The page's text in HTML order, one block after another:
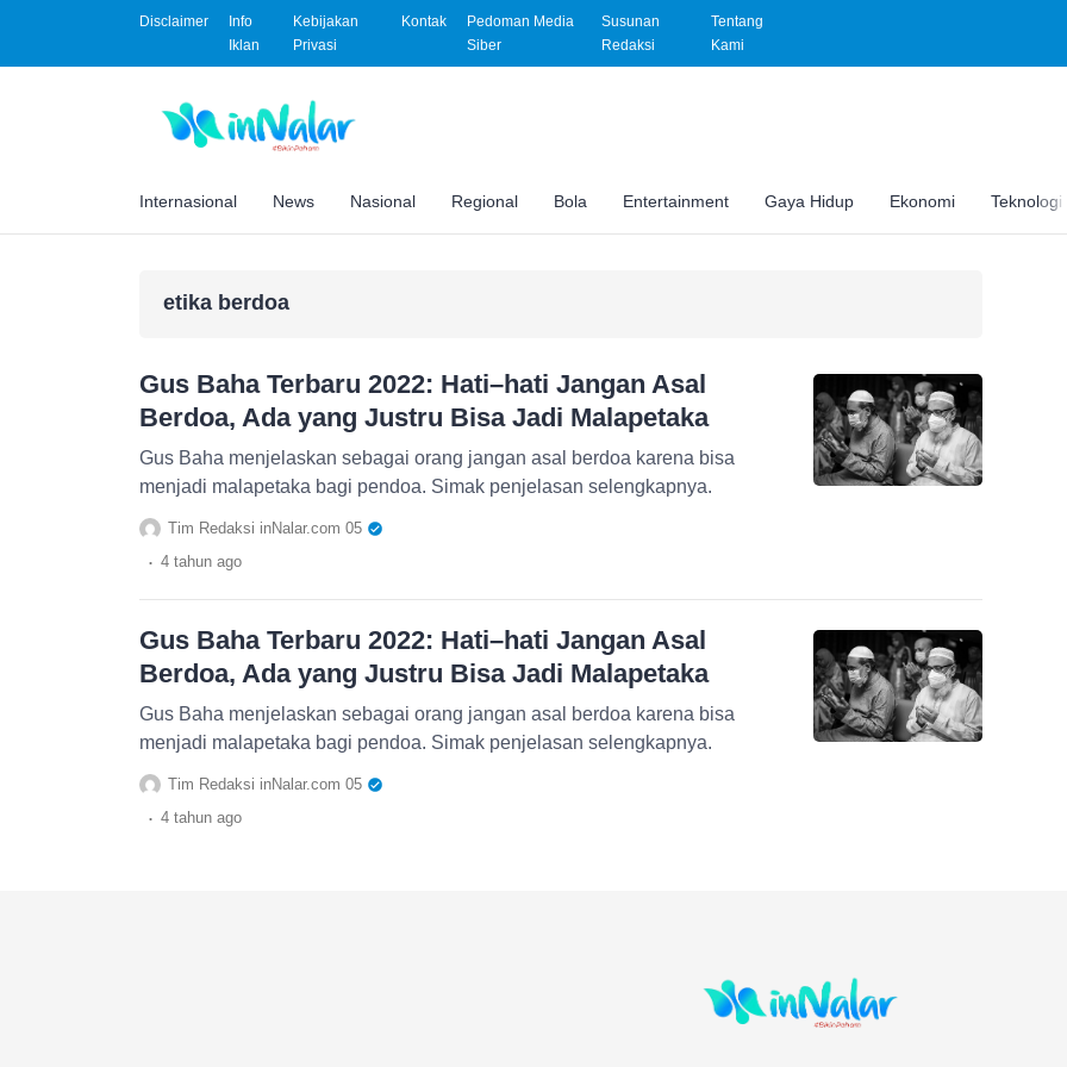
Disclaimer
Info
Iklan
Kebijakan
Privasi
Kontak
Pedoman Media
Siber
Susunan
Redaksi
Tentang
Kami
Internasional News Nasional Regional Bola Entertainment Gaya Hidup Ekonomi Teknologi
etika berdoa
Gus Baha Terbaru 2022: Hati–hati Jangan Asal
Berdoa, Ada yang Justru Bisa Jadi Malapetaka
Gus Baha menjelaskan sebagai orang jangan asal berdoa karena bisa
menjadi malapetaka bagi pendoa. Simak penjelasan selengkapnya.
Tim Redaksi inNalar.com 05
. 4 tahun ago
Gus Baha Terbaru 2022: Hati–hati Jangan Asal
Berdoa, Ada yang Justru Bisa Jadi Malapetaka
Gus Baha menjelaskan sebagai orang jangan asal berdoa karena bisa
menjadi malapetaka bagi pendoa. Simak penjelasan selengkapnya.
Tim Redaksi inNalar.com 05
. 4 tahun ago